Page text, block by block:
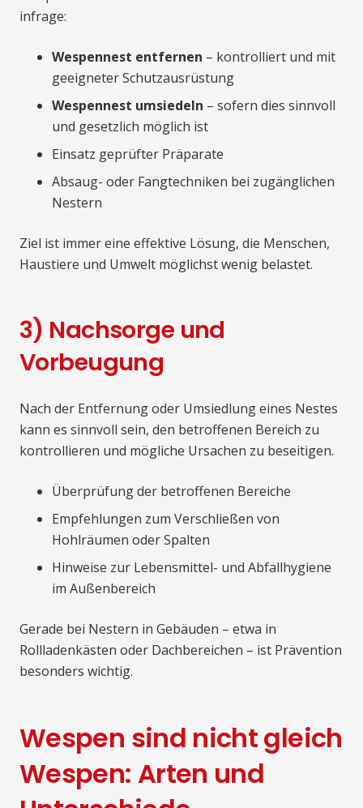
infrage:
Wespennest entfernen – kontrolliert und mit
geeigneter Schutzausrüstung
Wespennest umsiedeln – sofern dies sinnvoll
und gesetzlich möglich ist
Einsatz geprüfter Präparate
Absaug- oder Fangtechniken bei zugänglichen
Nestern
Ziel ist immer eine effektive Lösung, die Menschen,
Haustiere und Umwelt möglichst wenig belastet.
3) Nachsorge und
Vorbeugung
Nach der Entfernung oder Umsiedlung eines Nestes
kann es sinnvoll sein, den betroffenen Bereich zu
kontrollieren und mögliche Ursachen zu beseitigen.
Überprüfung der betroffenen Bereiche
Empfehlungen zum Verschließen von
Hohlräumen oder Spalten
Hinweise zur Lebensmittel- und Abfallhygiene
im Außenbereich
Gerade bei Nestern in Gebäuden – etwa in
Rollladenkästen oder Dachbereichen – ist Prävention
besonders wichtig.
Wespen sind nicht gleich
Wespen: Arten und